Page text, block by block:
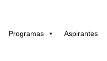
Programas Aspirantes